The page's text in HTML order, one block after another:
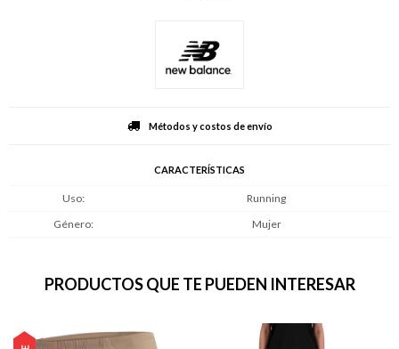
Métodos y costos de envío
CARACTERÍSTICAS
Uso
Running
Género
Mujer
PRODUCTOS QUE TE PUEDEN INTERESAR